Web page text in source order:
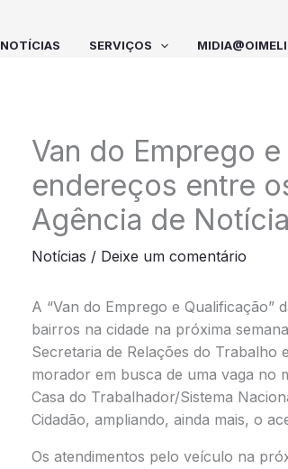
NOTÍCIAS SERVIÇOS
Van do Emprego
endereços entre
Agência de
Notícias / Deixe um comentário
A “Van do Emprego e
bairros na cidade na próxima
Secretaria de Relações do Trabalho
morador em busca de uma vaga no
Casa do Trabalhador/Sistema
Cidadão, ampliando, ainda mais, o
Os atendimentos pelo veículo na